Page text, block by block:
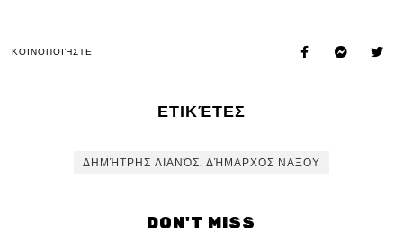
ΚΟΙΝΟΠΟΙΉΣΤΕ
ΕΤΙΚΈΤΕΣ
ΔΗΜΉΤΡΗΣ ΛΙΑΝΌΣ. ΔΉΜΑΡΧΟΣ ΝΑΞΟΥ
DON'T MISS